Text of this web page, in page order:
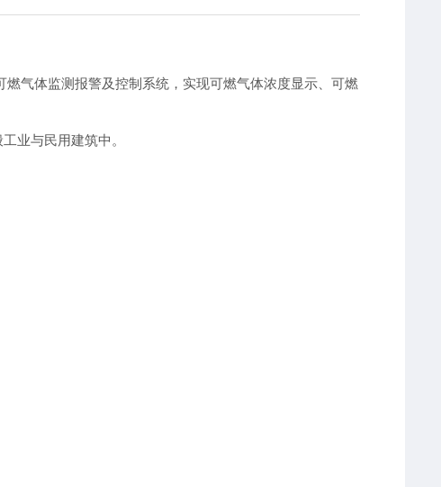
气体监测报警及控制系统，实现可燃气体浓度显示、可燃
业与民用建筑中。